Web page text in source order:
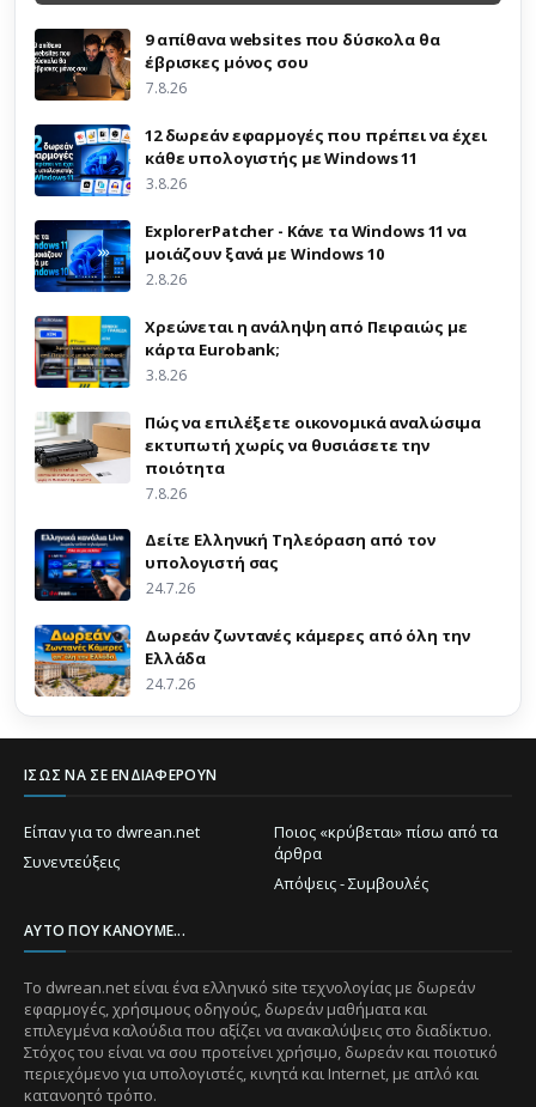
9 απίθανα websites που δύσκολα θα
έβρισκες μόνος σου
7.8.26
12 δωρεάν εφαρμογές που πρέπει να έχει
κάθε υπολογιστής με Windows 11
3.8.26
ExplorerPatcher - Κάνε τα Windows 11 να
μοιάζουν ξανά με Windows 10
2.8.26
Χρεώνεται η ανάληψη από Πειραιώς με
κάρτα Eurobank;
3.8.26
Πώς να επιλέξετε οικονομικά αναλώσιμα
εκτυπωτή χωρίς να θυσιάσετε την
ποιότητα
7.8.26
Δείτε Ελληνική Τηλεόραση από τον
υπολογιστή σας
24.7.26
Δωρεάν ζωντανές κάμερες από όλη την
Ελλάδα
24.7.26
ΊΣΩΣ ΝΑ ΣΕ ΕΝΔΙΑΦΈΡΟΥΝ
Είπαν για το dwrean.net
Ποιος «κρύβεται» πίσω από τα
άρθρα
Συνεντεύξεις
Απόψεις - Συμβουλές
ΑΥΤΌ ΠΟΥ ΚΆΝΟΥΜΕ...
Το dwrean.net είναι ένα ελληνικό site τεχνολογίας με δωρεάν
εφαρμογές, χρήσιμους οδηγούς, δωρεάν μαθήματα και
επιλεγμένα καλούδια που αξίζει να ανακαλύψεις στο διαδίκτυο.
Στόχος του είναι να σου προτείνει χρήσιμο, δωρεάν και ποιοτικό
περιεχόμενο για υπολογιστές, κινητά και Internet, με απλό και
κατανοητό τρόπο.